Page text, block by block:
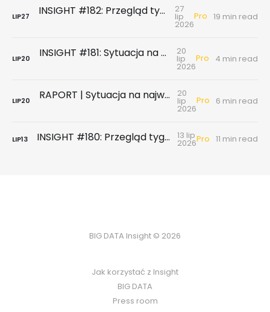
LIP27 INSIGHT #182: Przegląd tygodniowy | Rynek biurowy - powierzchni biurowych nie brakuje, chyba że tych w najnowszym standardzie 27
lip
2026
Pro 19 min read
LIP20 INSIGHT #181: Sytuacja na największych rynkach mieszkaniowych po II kwartale 2026 20
lip
2026
Pro 4 min read
LIP20 RAPORT | Sytuacja na największych rynkach mieszkaniowych po II kwartale 2026 20
lip
2026
Pro 6 min read
LIP13 INSIGHT #180: Przegląd tygodniowy | Badanie ankietowe NBP - rynek wtórny & najem 13 lip
2026Pro 11 min read
BIG DATA Insight © 2026
Jak korzystać z Insight
BIG DATA
Press room